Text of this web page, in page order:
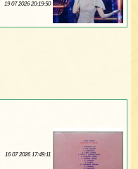
19 07 2026 20:19:50
16 07 2026 17:49:11